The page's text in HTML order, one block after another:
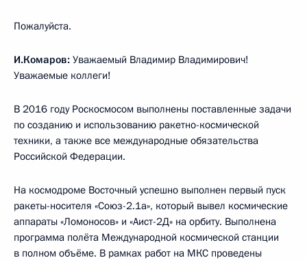
Пожалуйста.
И.Комаров: Уважаемый Владимир Владимирович!
Уважаемые коллеги!
В 2016 году Роскосмосом выполнены поставленные задачи
по созданию и использованию ракетно-космической
техники, а также все международные обязательства
Российской Федерации.
На космодроме Восточный успешно выполнен первый пуск
ракеты-носителя «Союз-2.1а», который вывел космические
аппараты «Ломоносов» и «Аист-2Д» на орбиту. Выполнена
программа полёта Международной космической станции
в полном объёме. В рамках работ на МКС проведены